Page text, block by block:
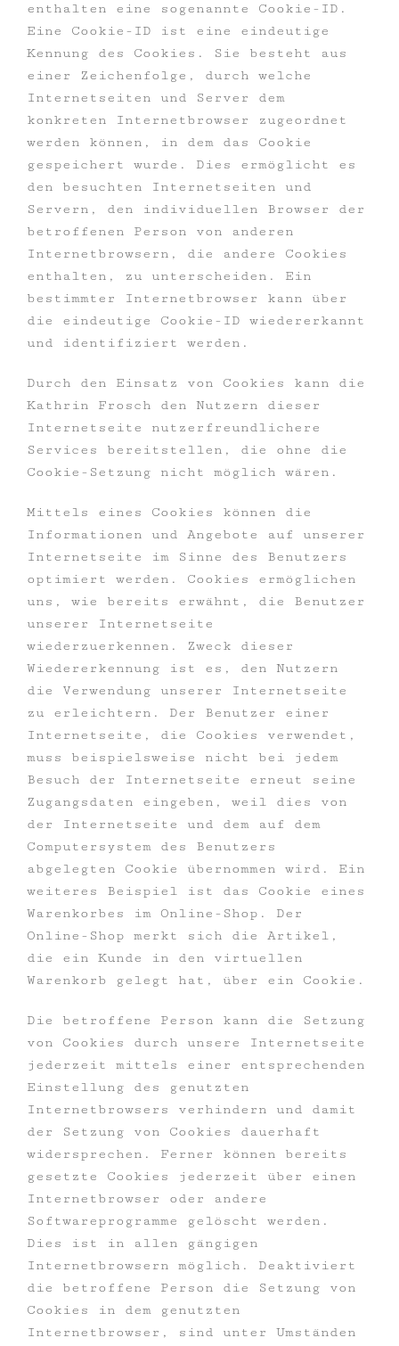
enthalten eine sogenannte Cookie-ID.
Eine Cookie-ID ist eine eindeutige
Kennung des Cookies. Sie besteht aus
einer Zeichenfolge, durch welche
Internetseiten und Server dem
konkreten Internetbrowser zugeordnet
werden können, in dem das Cookie
gespeichert wurde. Dies ermöglicht es
den besuchten Internetseiten und
Servern, den individuellen Browser der
betroffenen Person von anderen
Internetbrowsern, die andere Cookies
enthalten, zu unterscheiden. Ein
bestimmter Internetbrowser kann über
die eindeutige Cookie-ID wiedererkannt
und identifiziert werden.
Durch den Einsatz von Cookies kann die
Kathrin Frosch den Nutzern dieser
Internetseite nutzerfreundlichere
Services bereitstellen, die ohne die
Cookie-Setzung nicht möglich wären.
Mittels eines Cookies können die
Informationen und Angebote auf unserer
Internetseite im Sinne des Benutzers
optimiert werden. Cookies ermöglichen
uns, wie bereits erwähnt, die Benutzer
unserer Internetseite
wiederzuerkennen. Zweck dieser
Wiedererkennung ist es, den Nutzern
die Verwendung unserer Internetseite
zu erleichtern. Der Benutzer einer
Internetseite, die Cookies verwendet,
muss beispielsweise nicht bei jedem
Besuch der Internetseite erneut seine
Zugangsdaten eingeben, weil dies von
der Internetseite und dem auf dem
Computersystem des Benutzers
abgelegten Cookie übernommen wird. Ein
weiteres Beispiel ist das Cookie eines
Warenkorbes im Online-Shop. Der
Online-Shop merkt sich die Artikel,
die ein Kunde in den virtuellen
Warenkorb gelegt hat, über ein Cookie.
Die betroffene Person kann die Setzung
von Cookies durch unsere Internetseite
jederzeit mittels einer entsprechenden
Einstellung des genutzten
Internetbrowsers verhindern und damit
der Setzung von Cookies dauerhaft
widersprechen. Ferner können bereits
gesetzte Cookies jederzeit über einen
Internetbrowser oder andere
Softwareprogramme gelöscht werden.
Dies ist in allen gängigen
Internetbrowsern möglich. Deaktiviert
die betroffene Person die Setzung von
Cookies in dem genutzten
Internetbrowser, sind unter Umständen